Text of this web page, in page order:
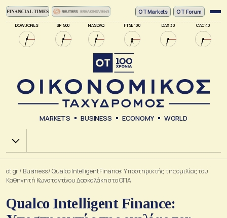
DOW JONES SP 500 NASDAQ FTSE 100 DAX 30 CAC 40
ΟΤ Markets OT Forum
MARKETS BUSINESS ECONOMY WORLD
Χ.Α.
ot.gr/ Business/Qualco Intelligent Finance: Υποστηρικτής της ομιλίας του
Καθηγητή Κωνσταντίνου Δασκαλάκη στο ΟΠΑ
Qualco Intelligent Finance: